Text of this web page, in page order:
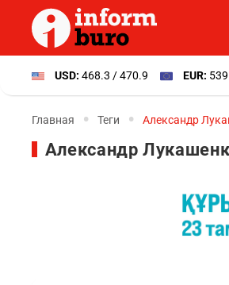
USD: 468.3 / 470.9 EUR:
Главная Теги Александр
Александр